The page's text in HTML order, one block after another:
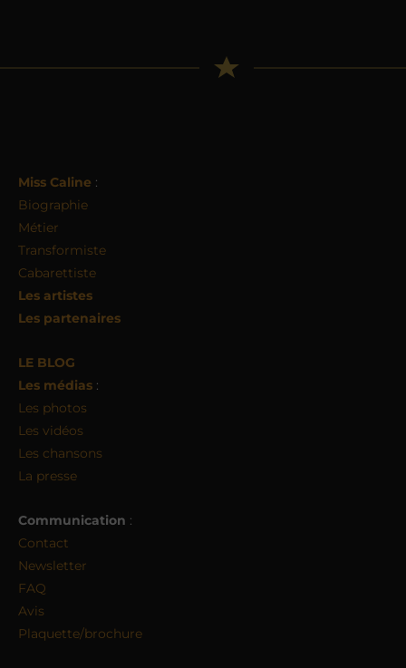
Miss Caline :
Biographie
Métier
Transformiste
Cabarettiste
Les artistes
Les partenaires
LE BLOG
Les médias :
Les photos
Les vidéos
Les chansons
La presse
Communication :
Contact
Newsletter
FAQ
Avis
Plaquette/brochure